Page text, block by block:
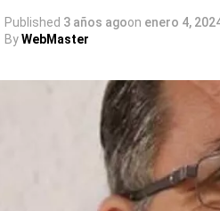
Published 3 años agoon enero 4,
ByWebMaster